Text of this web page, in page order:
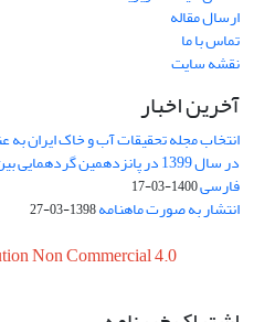
ارسال مقاله
تماس با ما
نقشه سایت
آخرین اخبار
انتخاب مجله تحقیقات آب و خاک ایران به
در سال 1399 در پانزدهمین
فارسی1400-03-17
انتشار به صورت ماهنامه1398-03-27
Non Commercial 4.0